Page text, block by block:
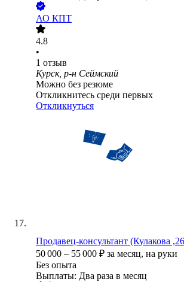
АО КПТ
4.8
•
1 отзыв
Курск, р-н Сеймский
Можно без резюме
Откликнитесь среди первых
Откликнуться
Продавец-консультант (Кулакова
50 000 – 55 000 ₽ за месяц, на руки
Без опыта
Выплаты: Два раза в месяц